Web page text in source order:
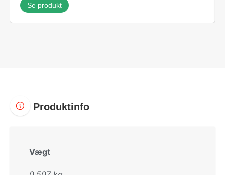
Se produkt
Produktinfo
Vægt